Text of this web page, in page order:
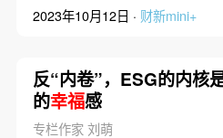
2023年10月12日 · 财新mini+
反“内卷”，ESG的内核
的幸福感
专栏作家 刘萌